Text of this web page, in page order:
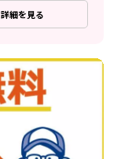
詳細を見る